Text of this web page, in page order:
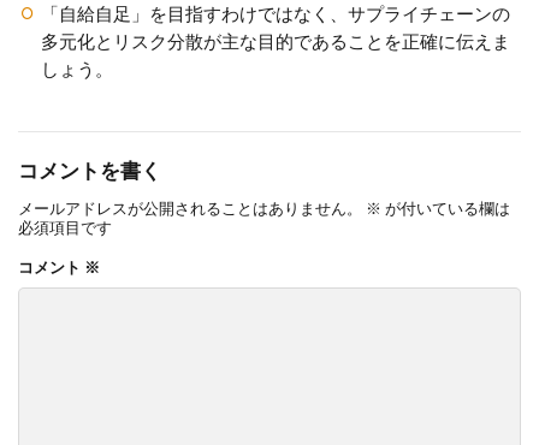
「自給自足」を目指すわけではなく、サプライチェーンの
多元化とリスク分散が主な目的であることを正確に伝えま
しょう。
コメントを書く
メールアドレスが公開されることはありません。 ※ が付いている欄は
必須項目です
コメント ※